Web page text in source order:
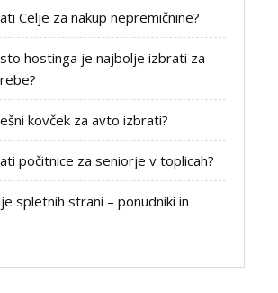
Celje za nakup nepremičnine?
hostinga je najbolje izbrati za
kovček za avto izbrati?
počitnice za seniorje v toplicah?
spletnih strani – ponudniki in